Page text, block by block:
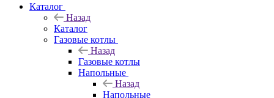
Каталог
Назад
Каталог
Газовые котлы
Назад
Газовые котлы
Напольные
Назад
Напольные